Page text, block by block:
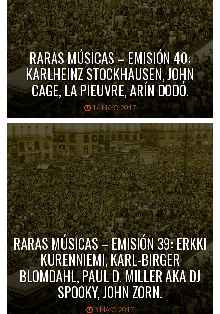
RARAS MÚSICAS – EMISIÓN 40:
KARLHEINZ STOCKHAUSEN, JOHN
CAGE, LA PIEUVRE, ARÍN DODÓ.
14 MAYO 2017
RARAS MÚSICAS – EMISIÓN 39: ERKKI
KURENNIEMI, KARL-BIRGER
BLOMDAHL, PAUL D. MILLER AKA DJ
SPOOKY, JOHN ZORN.
3 MAYO 2017